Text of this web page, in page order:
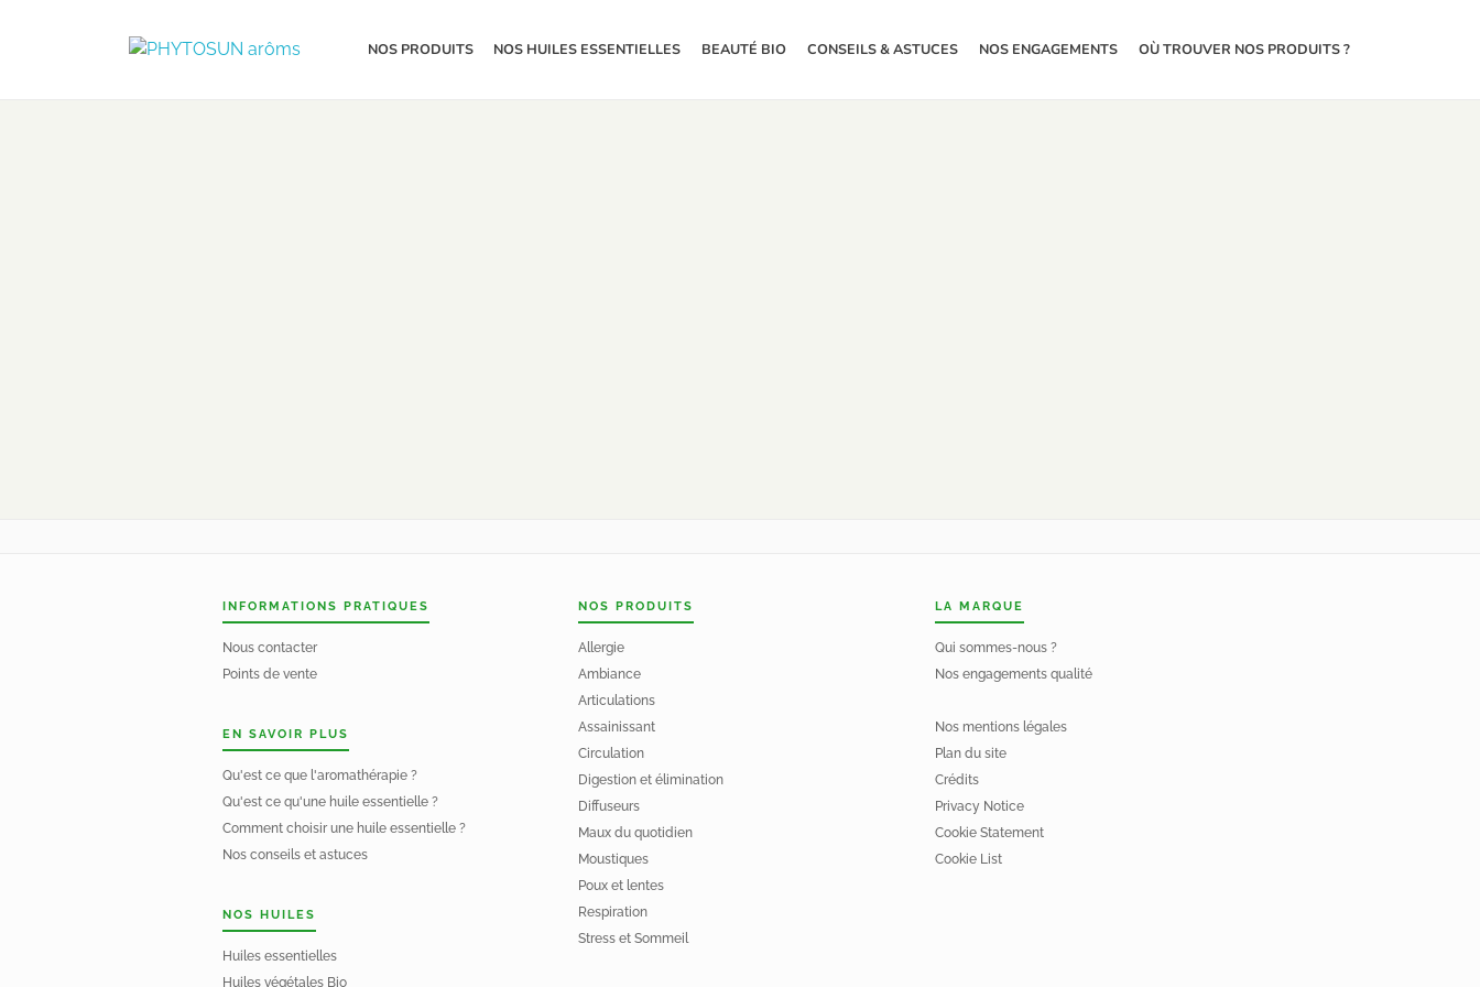
NOS PRODUITS NOS HUILES ESSENTIELLES BEAUTÉ BIO CONSEILS & ASTUCES NOS ENGAGEMENTS OÙ TROUVER NOS PRODUITS ?
INFORMATIONS PRATIQUES
Nous contacter
Points de vente
EN SAVOIR PLUS
Qu'est ce que l'aromathérapie ?
Qu'est ce qu'une huile essentielle ?
Comment choisir une huile essentielle ?
Nos conseils et astuces
NOS HUILES
Huiles essentielles
Huiles végétales Bio
NOS PRODUITS
Allergie
Ambiance
Articulations
Assainissant
Circulation
Digestion et élimination
Diffuseurs
Maux du quotidien
Moustiques
Poux et lentes
Respiration
Stress et Sommeil
LA MARQUE
Qui sommes-nous ?
Nos engagements qualité
Nos mentions légales
Plan du site
Crédits
Privacy Notice
Cookie Statement
Cookie List